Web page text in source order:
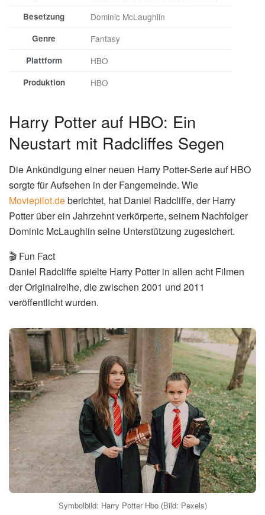
Besetzung Dominic McLaughlin
Genre Fantasy
Plattform HBO
Produktion HBO
Harry Potter auf HBO: Ein
Neustart mit Radcliffes Segen
Die Ankündigung einer neuen Harry Potter-Serie auf HBO
sorgte für Aufsehen in der Fangemeinde. Wie
Moviepilot.deberichtet, hat Daniel Radcliffe, der Harry
Potter über ein Jahrzehnt verkörperte, seinem Nachfolger
Dominic McLaughlin seine Unterstützung zugesichert.
🎬 Fun Fact
Daniel Radcliffe spielte Harry Potter in allen acht Filmen
der Originalreihe, die zwischen 2001 und 2011
veröffentlicht wurden.
Symbolbild: Harry Potter Hbo (Bild: Pexels)